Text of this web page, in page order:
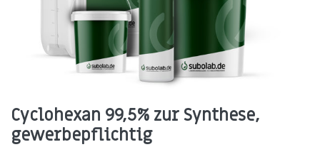
Cyclohexan 99,5% zur Synthese,
gewerbepflichtig